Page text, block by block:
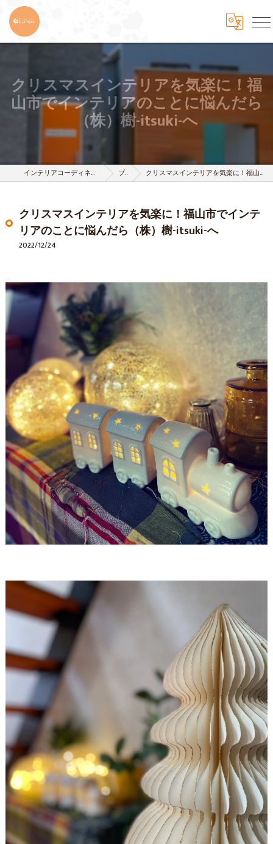
クリスマスインテリアを気楽に！福
山市でインテリアのことに悩んだら
（株）樹-itsuki-へ
インテリアコーディネートサービスは株式会社 樹-itsuki- ブログ クリスマスインテリアを気楽に！福山市でインテリアのことに悩んだら（株）樹-itsuki-へ
クリスマスインテリアを気楽に！福山市でインテ
リアのことに悩んだら（株）樹-itsuki-へ
2022/12/24